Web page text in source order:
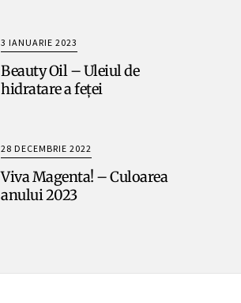
3 IANUARIE 2023
Beauty Oil – Uleiul de
hidratare a feței
28 DECEMBRIE 2022
Viva Magenta! – Culoarea
anului 2023